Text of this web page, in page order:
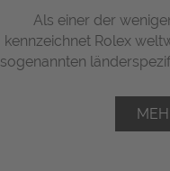
Als einer der
kennzeichnet Rolex
sogenannten